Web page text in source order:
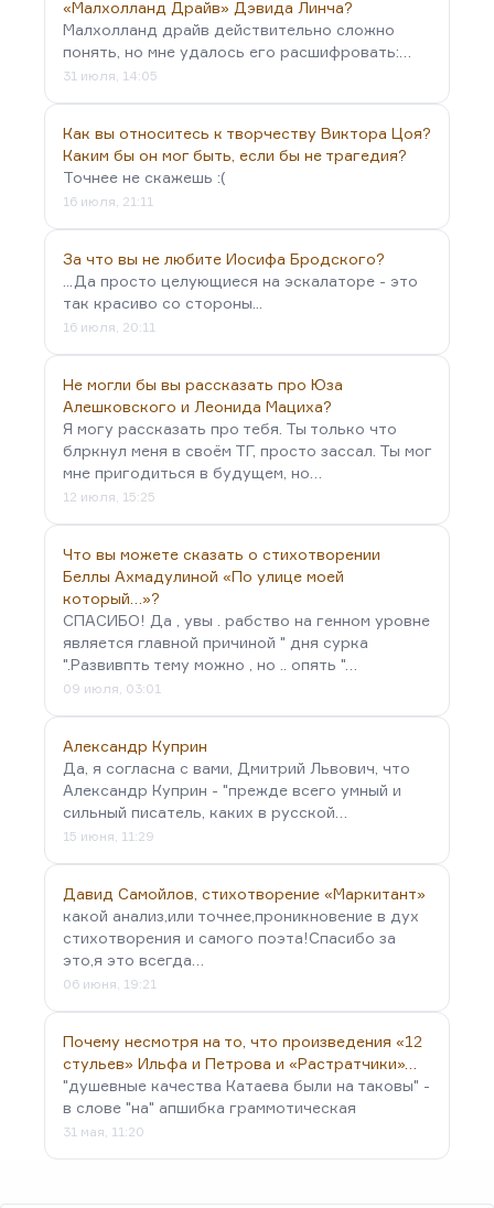
«Малхолланд Драйв» Дэвида Линча?
Малхолланд драйв действительно сложно
понять, но мне удалось его расшифровать:…
31 июля, 14:05
Как вы относитесь к творчеству Виктора Цоя?
Каким бы он мог быть, если бы не трагедия?
Точнее не скажешь :(
16 июля, 21:11
За что вы не любите Иосифа Бродского?
...Да просто целующиеся на эскалаторе - это
так красиво со стороны...
16 июля, 20:11
Не могли бы вы рассказать про Юза
Алешковского и Леонида Мациха?
Я могу рассказать про тебя. Ты только что
блркнул меня в своём ТГ, просто зассал. Ты мог
мне пригодиться в будущем, но…
12 июля, 15:25
Что вы можете сказать о стихотворении
Беллы Ахмадулиной «По улице моей
который…»?
СПАСИБО! Да , увы . рабство на генном уровне
является главной причиной " дня сурка
".Развивпть тему можно , но .. опять "…
09 июля, 03:01
Александр Куприн
Да, я согласна с вами, Дмитрий Львович, что
Александр Куприн - "прежде всего умный и
сильный писатель, каких в русской…
15 июня, 11:29
Давид Самойлов, стихотворение «Маркитант»
какой анализ,или точнее,проникновение в дух
стихотворения и самого поэта!Спасибо за
это,я это всегда…
06 июня, 19:21
Почему несмотря на то, что произведения «12
стульев» Ильфа и Петрова и «Растратчики»…
"душевные качества Катаева были на таковы" -
в слове "на" апшибка граммотическая
31 мая, 11:20